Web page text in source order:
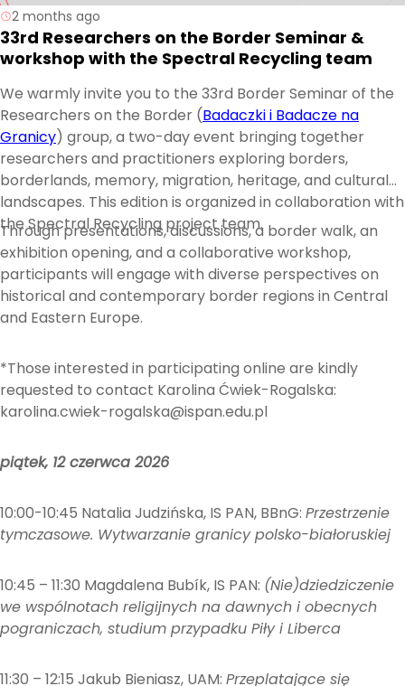
2 months ago
33rd Researchers on the Border Seminar &
workshop with the Spectral Recycling team
We warmly invite you to the 33rd Border Seminar of the
Researchers on the Border (Badaczki i Badacze na
Granicy) group, a two-day event bringing together
researchers and practitioners exploring borders,
borderlands, memory, migration, heritage, and cultural
landscapes. This edition is organized in collaboration with
the Spectral Recycling project team.
Through presentations, discussions, a border walk, an
exhibition opening, and a collaborative workshop,
participants will engage with diverse perspectives on
historical and contemporary border regions in Central
and Eastern Europe.
*Those interested in participating online are kindly
requested to contact Karolina Ćwiek-Rogalska:
karolina.cwiek-rogalska@ispan.edu.pl
piątek, 12 czerwca 2026
10:00-10:45 Natalia Judzińska, IS PAN, BBnG: Przestrzenie
tymczasowe. Wytwarzanie granicy polsko-białoruskiej
10:45 – 11:30 Magdalena Bubík, IS PAN: (Nie)dziedziczenie
we wspólnotach religijnych na dawnych i obecnych
pograniczach, studium przypadku Piły i Liberca
11:30 – 12:15 Jakub Bieniasz, UAM: Przeplatające się